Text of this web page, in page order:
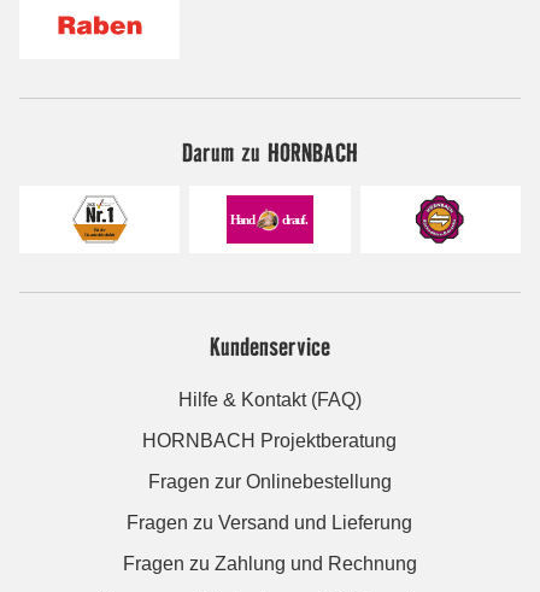
Darum zu HORNBACH
Kundenservice
Hilfe & Kontakt (FAQ)
HORNBACH Projektberatung
Fragen zur Onlinebestellung
Fragen zu Versand und Lieferung
Fragen zu Zahlung und Rechnung